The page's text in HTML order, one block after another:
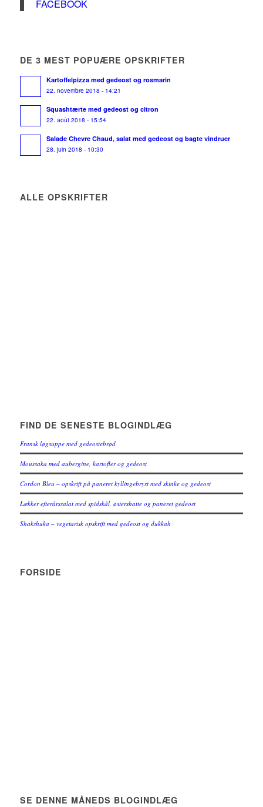
FACEBOOK
DE 3 MEST POPUÆRE OPSKRIFTER
Kartoffelpizza med gedeost og rosmarin
22. novembre 2018 - 14:21
Squashtærte med gedeost og citron
22. août 2018 - 15:54
Salade Chevre Chaud, salat med gedeost og bagte vindruer
28. juin 2018 - 10:30
ALLE OPSKRIFTER
FIND DE SENESTE BLOGINDLÆG
Fransk løgsuppe med gedeostebrød
Moussaka med aubergine, kartofler og gedeost
Cordon Bleu – opskrift på paneret kyllingebryst med skinke og gedeost
Lækker efterårssalat med spidskål, østershatte og paneret gedeost
Shakshuka – vegetarisk opskrift med gedeost og dukkah
FORSIDE
SE DENNE MÅNEDS BLOGINDLÆG